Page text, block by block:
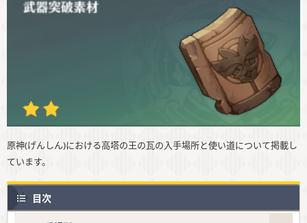
原神(げんしん)における高塔の王の瓦の入手場所と使い道について掲載し
ています。
目次